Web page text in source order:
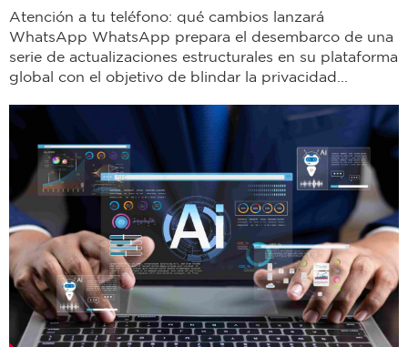
Atención a tu teléfono: qué cambios lanzará
WhatsApp WhatsApp prepara el desembarco de una
serie de actualizaciones estructurales en su plataforma
global con el objetivo de blindar la privacidad...